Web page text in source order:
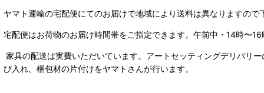
ヤマト運輸の宅配便にてのお届けで地域により送料は異なりますので
宅配便はお荷物のお届け時間帯をご指定できます。 午前中・14時〜
家具の配送は実費いただいています。アートセッティングデリバリ
び入れ、梱包材の片付けをヤマトさんが行います。